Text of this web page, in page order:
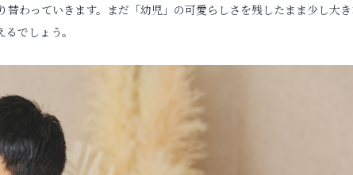
わっていきます。まだ「幼児」の可愛らしさを残したまま少し大
でしょう。